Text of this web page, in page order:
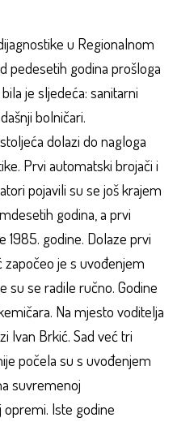
u Regionalnom
pedesetih godina prošloga
je sljedeća: sanitarni
bolničari.
dolazi do nagloga
Prvi automatski brojači i
pojavili su se još krajem
godina, a prvi
1985. godine. Dolaze prvi
započeo je s uvođenjem
su se radile ručno. Godine
Na mjesto voditelja
Ivan Brkić. Sad već tri
počela su s uvođenjem
suvremenoj
Iste godine